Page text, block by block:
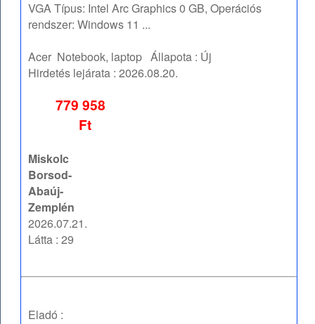
VGA Típus: Intel Arc Graphics 0 GB, Operációs
rendszer: Windows 11 ...
Acer Notebook, laptop Állapota : Új
Hirdetés lejárata :2026.08.20.
779 958
Ft
Miskolc
Borsod-
Abaúj-
Zemplén
2026.07.21.
Látta : 29
Eladó :